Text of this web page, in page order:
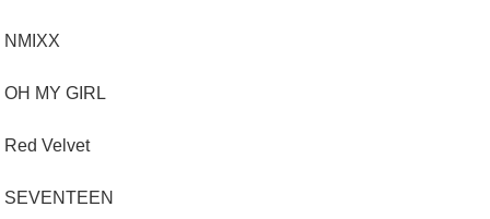
NMIXX
OH MY GIRL
Red Velvet
SEVENTEEN